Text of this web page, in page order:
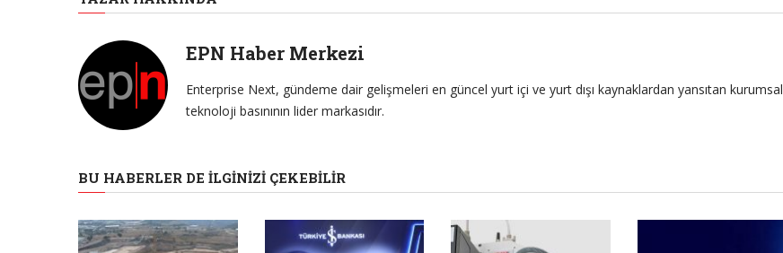
EPN Haber Merkezi
Enterprise Next, gündeme dair gelişmeleri en güncel yurt içi ve yurt dışı kaynaklardan yansıtan kurumsal
teknoloji basınının lider markasıdır.
BU HABERLER DE İLGINIZI ÇEKEBILIR